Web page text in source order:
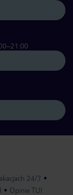
24/7
Opinie TUI